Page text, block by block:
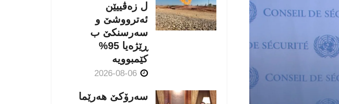
ل زه‌ڤییێن
ئەترووشێ و
سەرسنكێ ب
ڕێژەیا 95%
كێمبوویە
سەرۆکێ هەرێما